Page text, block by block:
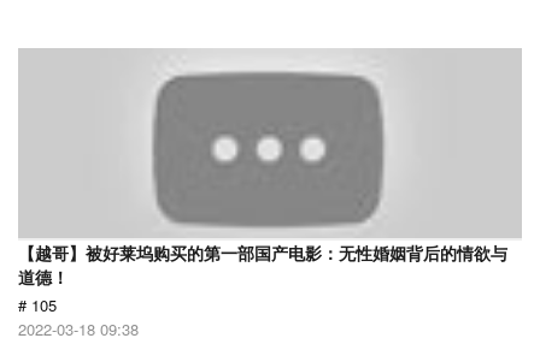
【越哥】被好莱坞购买的第一部国产电影：无性婚姻背后的情欲与
道德！
# 105
2022-03-18 09:38